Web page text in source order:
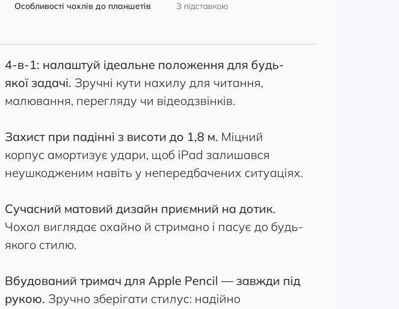
Особливості чохлів до планшетів З підставкою
4-в-1: налаштуй ідеальне положення для будь-
якої задачі. Зручні кути нахилу для читання,
малювання, перегляду чи відеодзвінків.
Захист при падінні з висоти до 1,8 м. Міцний
корпус амортизує удари, щоб iPad залишався
неушкодженим навіть у непередбачених ситуаціях.
Сучасний матовий дизайн приємний на дотик.
Чохол виглядає охайно й стримано і пасує до будь-
якого стилю.
Вбудований тримач для Apple Pencil — завжди під
рукою. Зручно зберігати стилус: надійно